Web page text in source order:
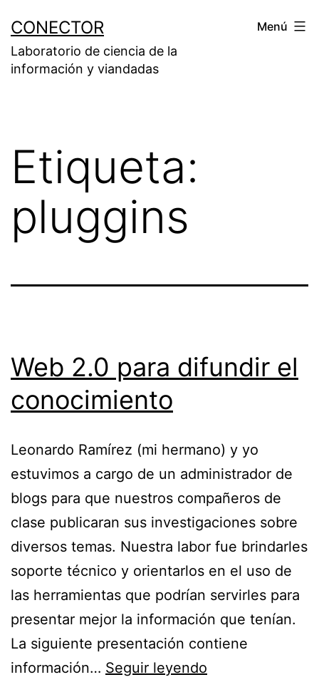
contenido
CONECTOR
Laboratorio de ciencia de la
información y viandadas
Menú
Etiqueta:
pluggins
Web 2.0 para difundir el
conocimiento
Leonardo Ramírez (mi hermano) y yo
estuvimos a cargo de un administrador de
blogs para que nuestros compañeros de
clase publicaran sus investigaciones sobre
diversos temas. Nuestra labor fue brindarles
soporte técnico y orientarlos en el uso de
las herramientas que podrían servirles para
presentar mejor la información que tenían.
La siguiente presentación contiene
información… Seguir leyendo